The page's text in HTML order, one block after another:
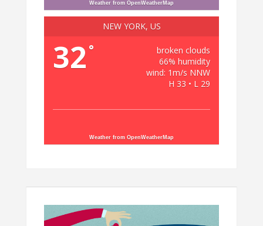
Weather from OpenWeatherMap
NEW YORK, US
32 °
broken clouds
66% humidity
wind: 1m/s NNW
H 33 • L 29
Weather from OpenWeatherMap